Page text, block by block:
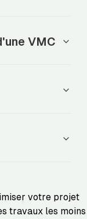
VMC
votre projet
travaux les moins